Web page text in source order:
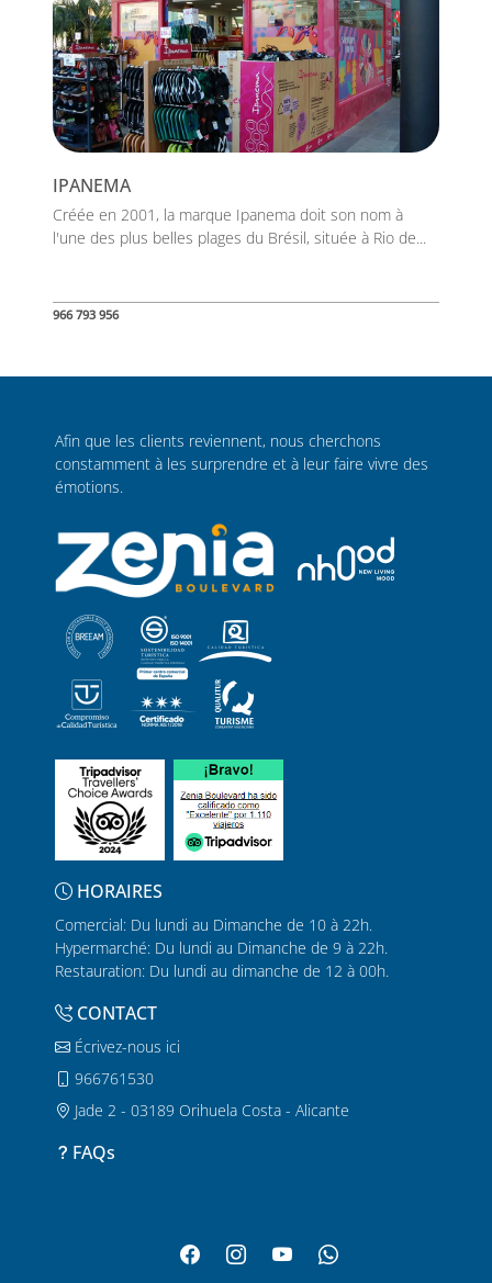
IPANEMA
Créée en 2001, la marque Ipanema doit son nom à
l'une des plus belles plages du Brésil, située à Rio de...
966 793 956
Afin que les clients reviennent, nous cherchons
constamment à les surprendre et à leur faire vivre des
émotions.
HORAIRES
Comercial: Du lundi au Dimanche de 10 à 22h.
Hypermarché: Du lundi au Dimanche de 9 à 22h.
Restauration: Du lundi au dimanche de 12 à 00h.
CONTACT
Écrivez-nous ici
966761530
Jade 2 - 03189 Orihuela Costa - Alicante
FAQs